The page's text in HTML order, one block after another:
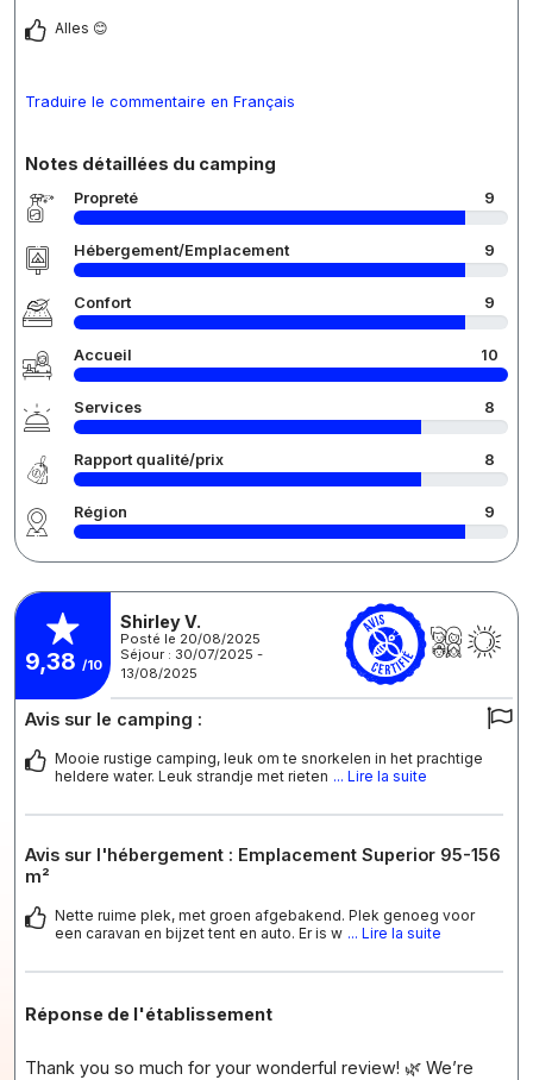
Alles 😊
Traduire le commentaire en Français
Notes détaillées du camping
Propreté 9
Hébergement/Emplacement 9
Confort 9
Accueil 10
Services 8
Rapport qualité/prix 8
Région 9
9,38 /10
Shirley V.
Posté le 20/08/2025
Séjour : 30/07/2025 -
13/08/2025
Avis sur le camping :
Mooie rustige camping, leuk om te snorkelen in het prachtige
heldere water. Leuk strandje met rieten ... Lire la suite
Avis sur l'hébergement : Emplacement Superior 95-156
m²
Nette ruime plek, met groen afgebakend. Plek genoeg voor
een caravan en bijzet tent en auto. Er is w ... Lire la suite
Réponse de l'établissement
Thank you so much for your wonderful review! 🌿 We’re